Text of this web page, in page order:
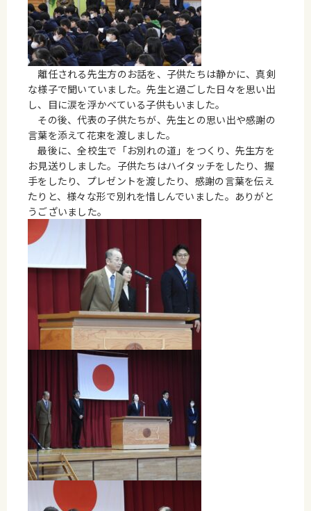
離任される先生方のお話を、子供たちは静かに、真剣
な様子で聞いていました。先生と過ごした日々を思い出
し、目に涙を浮かべている子供もいました。
その後、代表の子供たちが、先生との思い出や感謝の
言葉を添えて花束を渡しました。
最後に、全校生で「お別れの道」をつくり、先生方を
お見送りしました。子供たちはハイタッチをしたり、握
手をしたり、プレゼントを渡したり、感謝の言葉を伝え
たりと、様々な形で別れを惜しんでいました。ありがと
うございました。